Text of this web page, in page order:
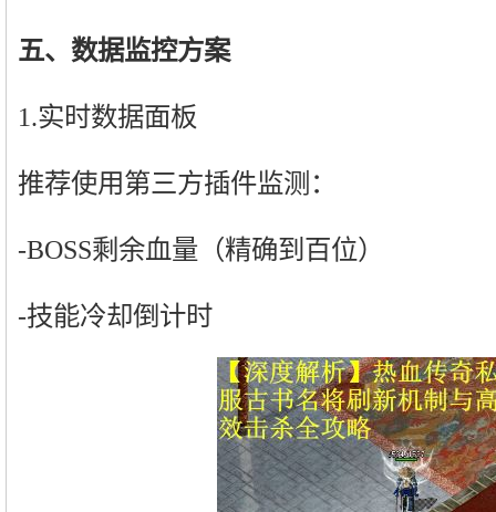
五、数据监控方案
1.实时数据面板
推荐使用第三方插件监测：
-BOSS剩余血量（精确到百位）
-技能冷却倒计时